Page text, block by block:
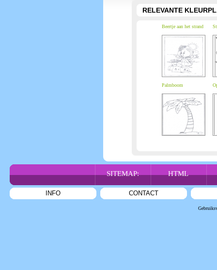
RELEVANTE
Beertje aan het strand
Palmboom
SITEMAP: HTML
INFO CONTACT